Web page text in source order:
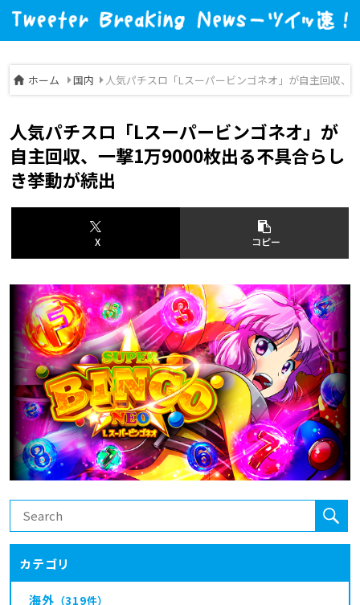
ホーム 国内 人気パチスロ「Lスーパービンゴネオ」が自主回収、
人気パチスロ「Lスーパービンゴネオ」が
自主回収、一撃1万9000枚出る不具合らし
き挙動が続出
X コピー
カテゴリ
海外 （319件）